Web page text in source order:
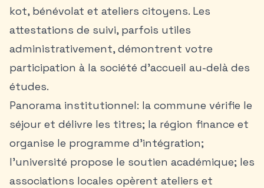
kot, bénévolat et ateliers citoyens. Les
attestations de suivi, parfois utiles
administrativement, démontrent votre
participation à la société d’accueil au-delà des
études.
Panorama institutionnel: la commune vérifie le
séjour et délivre les titres; la région finance et
organise le programme d’intégration;
l’université propose le soutien académique; les
associations locales opèrent ateliers et